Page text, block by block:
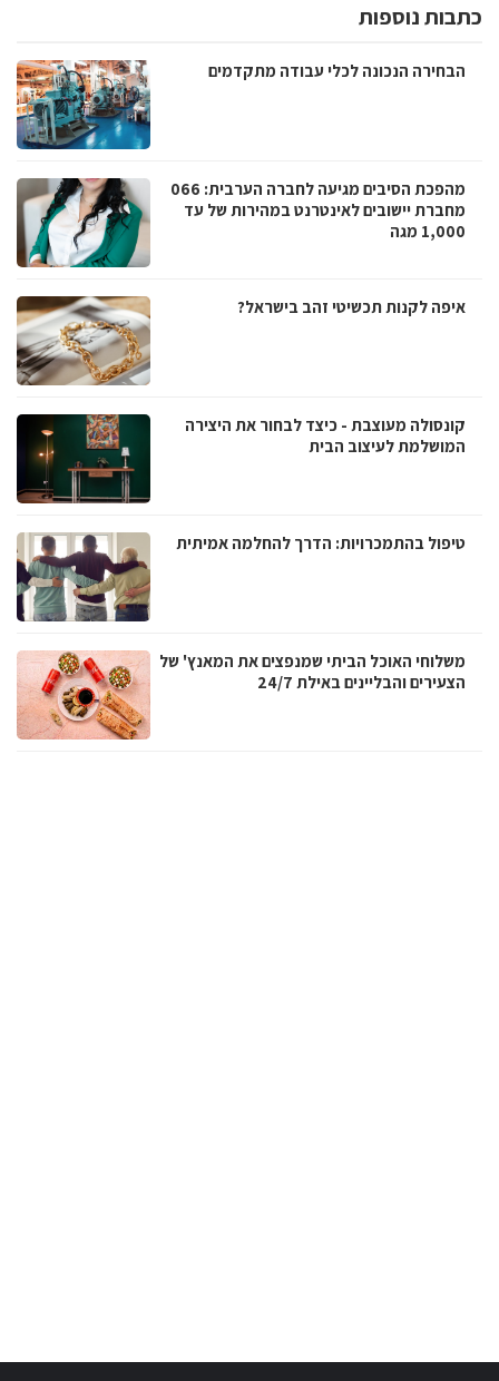
כתבות נוספות
הבחירה הנכונה לכלי עבודה מתקדמים
מהפכת הסיבים מגיעה לחברה הערבית: 066
מחברת יישובים לאינטרנט במהירות של עד
1,000 מגה
איפה לקנות תכשיטי זהב בישראל?
קונסולה מעוצבת - כיצד לבחור את היצירה
המושלמת לעיצוב הבית
טיפול בהתמכרויות: הדרך להחלמה אמיתית
משלוחי האוכל הביתי שמנפצים את המאנץ' של
הצעירים והבליינים באילת 24/7